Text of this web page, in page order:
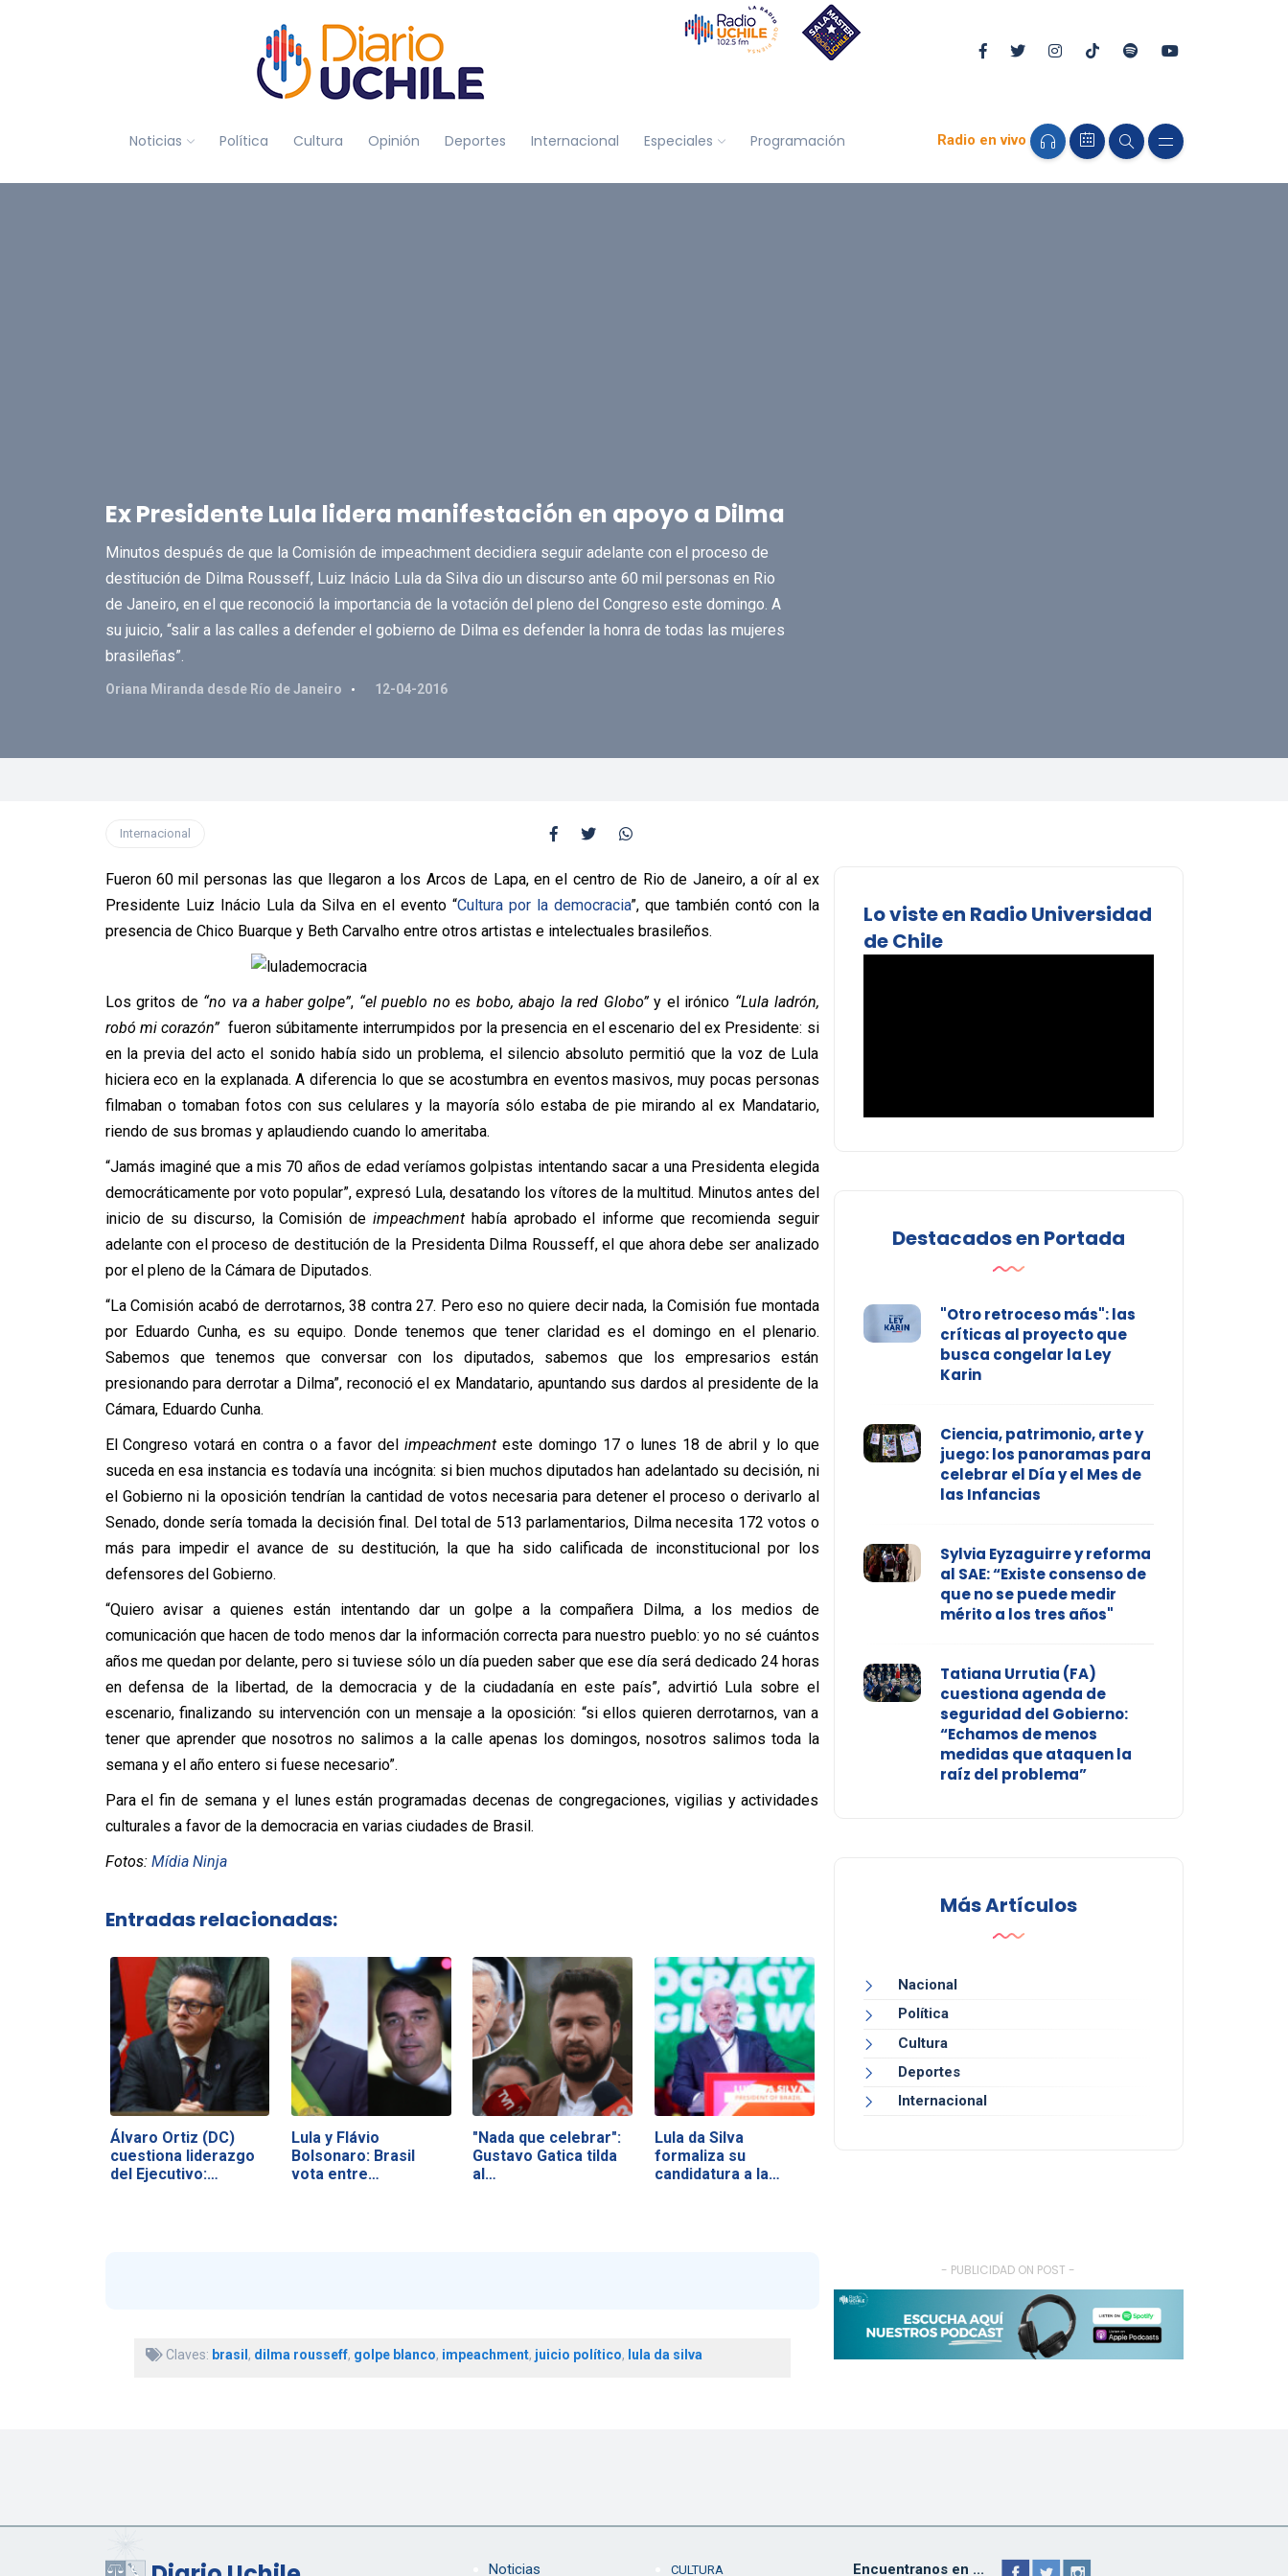
Noticias Política Cultura Opinión Deportes Internacional Especiales Programación Radio en vivo
Ex Presidente Lula lidera manifestación en apoyo a Dilma
Minutos después de que la Comisión de impeachment decidiera seguir adelante con el proceso de
destitución de Dilma Rousseff, Luiz Inácio Lula da Silva dio un discurso ante 60 mil personas en Rio
de Janeiro, en el que reconoció la importancia de la votación del pleno del Congreso este domingo. A
su juicio, “salir a las calles a defender el gobierno de Dilma es defender la honra de todas las mujeres
brasileñas”.
Oriana Miranda desde Río de Janeiro 12-04-2016
Internacional
Fueron 60 mil personas las que llegaron a los Arcos de Lapa, en el centro de Rio de Janeiro, a oír al ex
Presidente Luiz Inácio Lula da Silva en el evento “Cultura por la democracia”, que también contó con la
presencia de Chico Buarque y Beth Carvalho entre otros artistas e intelectuales brasileños.
Los gritos de “no va a haber golpe”, “el pueblo no es bobo, abajo la red Globo”y el irónico “Lula ladrón,
robó mi corazón”fueron súbitamente interrumpidos por la presencia en el escenario del ex Presidente: si
en la previa del acto el sonido había sido un problema, el silencio absoluto permitió que la voz de Lula
hiciera eco en la explanada. A diferencia lo que se acostumbra en eventos masivos, muy pocas personas
filmaban o tomaban fotos con sus celulares y la mayoría sólo estaba de pie mirando al ex Mandatario,
riendo de sus bromas y aplaudiendo cuando lo ameritaba.
“Jamás imaginé que a mis 70 años de edad veríamos golpistas intentando sacar a una Presidenta elegida
democráticamente por voto popular”, expresó Lula, desatando los vítores de la multitud. Minutos antes del
inicio de su discurso, la Comisión de impeachment había aprobado el informe que recomienda seguir
adelante con el proceso de destitución de la Presidenta Dilma Rousseff, el que ahora debe ser analizado
por el pleno de la Cámara de Diputados.
“La Comisión acabó de derrotarnos, 38 contra 27. Pero eso no quiere decir nada, la Comisión fue montada
por Eduardo Cunha, es su equipo. Donde tenemos que tener claridad es el domingo en el plenario.
Sabemos que tenemos que conversar con los diputados, sabemos que los empresarios están
presionando para derrotar a Dilma”, reconoció el ex Mandatario, apuntando sus dardos al presidente de la
Cámara, Eduardo Cunha.
El Congreso votará en contra o a favor delimpeachmenteste domingo 17 o lunes 18 de abril y lo que
suceda en esa instancia es todavía una incógnita: si bien muchos diputados han adelantado su decisión, ni
el Gobierno ni la oposición tendrían la cantidad de votos necesaria para detener el proceso o derivarlo al
Senado, donde sería tomada la decisión final. Del total de 513 parlamentarios, Dilma necesita 172 votos o
más para impedir el avance de su destitución, la que ha sido calificada de inconstitucional por los
defensores del Gobierno.
“Quiero avisar a quienes están intentando dar un golpe a la compañera Dilma, a los medios de
comunicación que hacen de todo menos dar la información correcta para nuestro pueblo: yo no sé cuántos
años me quedan por delante, pero si tuviese sólo un día pueden saber que ese día será dedicado 24 horas
en defensa de la libertad, de la democracia y de la ciudadanía en este país”, advirtió Lula sobre el
escenario, finalizando su intervención con un mensaje a la oposición: “si ellos quieren derrotarnos, van a
tener que aprender que nosotros no salimos a la calle apenas los domingos, nosotros salimos toda la
semana y el año entero si fuese necesario”.
Para el fin de semana y el lunes están programadas decenas de congregaciones, vigilias y actividades
culturales a favor de la democracia en varias ciudades de Brasil.
Fotos: Mídia Ninja
Entradas relacionadas:
Álvaro Ortiz (DC)
cuestiona liderazgo
del Ejecutivo:…
Lula y Flávio
Bolsonaro: Brasil
vota entre
"Nada que celebrar":
Gustavo Gatica tilda
al…
Lula da Silva
formaliza su
candidatura a la
Claves: brasil , dilma rousseff, golpe blanco, impeachment, juicio político, lula da silva
Lo viste en Radio Universidad
de Chile
Destacados en Portada
"Otro retroceso más": las
críticas al proyecto que
busca congelar la Ley
Karin
Ciencia, patrimonio, arte y
juego: los panoramas para
celebrar el Día y el Mes de
las Infancias
Sylvia Eyzaguirre y reforma
al SAE: “Existe consenso de
que no se puede medir
mérito a los tres años"
Tatiana Urrutia (FA)
cuestiona agenda de
seguridad del Gobierno:
“Echamos de menos
medidas que ataquen la
raíz del problema”
Más Artículos
Nacional
Política
Cultura
Deportes
Internacional
- PUBLICIDAD ON POST -
Noticias CULTURA Encuentranos en ...